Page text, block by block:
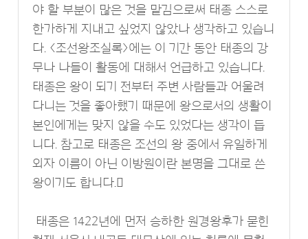
야 할 부분이 많은 것을 맡김으로써 태종 스스로
한가하게 지내고 싶었지 않았나 생각하고 있습니
다. <조선왕조실록>에는 이 기간 동안 태종의 강
무나 나들이 활동에 대해서 언급하고 있습니다.
태종은 왕이 되기 전부터 주변 사람들과 어울려
다니는 것을 좋아했기 때문에 왕으로서의 생활이
본인에게는 맞지 않을 수도 있었다는 생각이 듭
니다. 참고로 태종은 조선의 왕 중에서 유일하게
외자 이름이 아닌 이방원이란 본명을 그대로 쓴
왕이기도 합니다.
태종은 1422년에 먼저 승하한 원경왕후가 묻힌